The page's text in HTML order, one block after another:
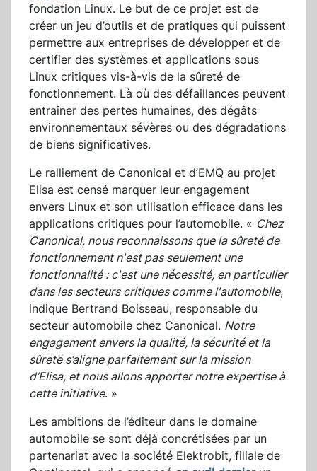
fondation Linux. Le but de ce projet est de
créer un jeu d’outils et de pratiques qui puissent
permettre aux entreprises de développer et de
certifier des systèmes et applications sous
Linux critiques vis-à-vis de la sûreté de
fonctionnement. Là où des défaillances peuvent
entraîner des pertes humaines, des dégâts
environnementaux sévères ou des dégradations
de biens significatives.
Le ralliement de Canonical et d’EMQ au projet
Elisa est censé marquer leur engagement
envers Linux et son utilisation efficace dans les
applications critiques pour l’automobile. « Chez
Canonical, nous reconnaissons que la sûreté de
fonctionnement n'est pas seulement une
fonctionnalité : c'est une nécessité, en particulier
dans les secteurs critiques comme l'automobile,
indique Bertrand Boisseau, responsable du
secteur automobile chez Canonical. Notre
engagement envers la qualité, la sécurité et la
sûreté s’aligne parfaitement sur la mission
d’Elisa, et nous allons apporter notre expertise à
cette initiative. »
Les ambitions de l’éditeur dans le domaine
automobile se sont déjà concrétisées par un
partenariat avec la société Elektrobit, filiale de